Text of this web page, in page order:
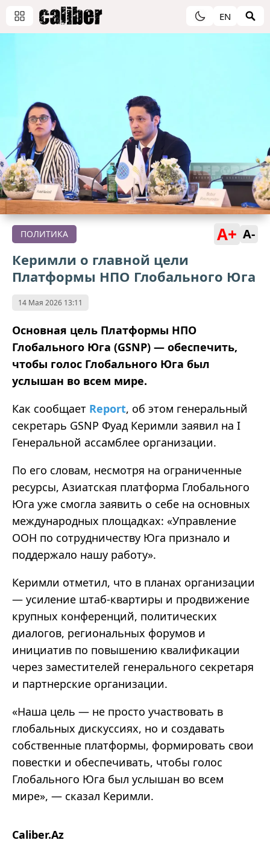
EN
ПОЛИТИКА A+ A-
Керимли о главной цели
Платформы НПО Глобального Юга
14 Мая 2026 13:11
Основная цель Платформы НПО
Глобального Юга (GSNP) — обеспечить,
чтобы голос Глобального Юга был
услышан во всем мире.
Как сообщает Report, об этом генеральный
секретарь GSNP Фуад Керимли заявил на I
Генеральной ассамблее организации.
По его словам, несмотря на ограниченные
ресурсы, Азиатская платформа Глобального
Юга уже смогла заявить о себе на основных
международных площадках: «Управление
ООН по сотрудничеству Юга признало и
поддержало нашу работу».
Керимли отметил, что в планах организации
— усиление штаб-квартиры и продвижение
крупных конференций, политических
диалогов, региональных форумов и
инициатив по повышению квалификации
через заместителей генерального секретаря
и партнерские организации.
«Наша цель — не просто участвовать в
глобальных дискуссиях, но и создавать
собственные платформы, формировать свои
повестки и обеспечивать, чтобы голос
Глобального Юга был услышан во всем
мире», — сказал Керимли.
Caliber.Az